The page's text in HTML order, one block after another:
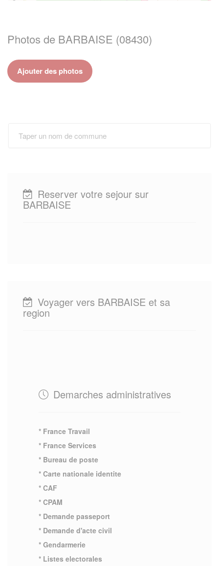
Photos de BARBAISE (08430)
Ajouter des photos
Reserver votre sejour sur
BARBAISE
Voyager vers BARBAISE et sa
region
Demarches administratives
* France Travail
* France Services
* Bureau de poste
* Carte nationale identite
* CAF
* CPAM
* Demande passeport
* Demande d'acte civil
* Gendarmerie
* Listes electorales